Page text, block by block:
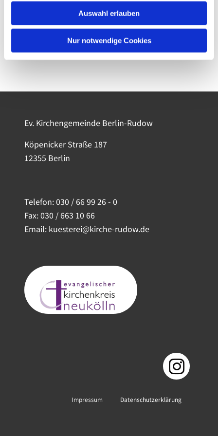
Auswahl erlauben
Nur notwendige Cookies
Ev. Kirchengemeinde Berlin-Rudow
Köpenicker Straße 187
12355 Berlin
Telefon:030 / 66 99 26 - 0
Fax: 030 / 663 10 66
Email: kuesterei@kirche-rudow.de
Impressum Datenschutzerklärung